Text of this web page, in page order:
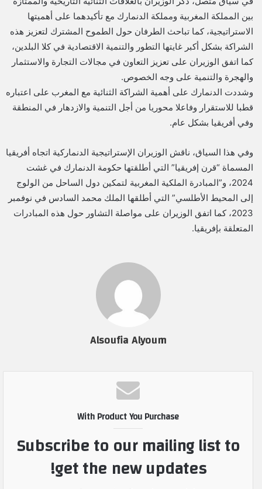
بين المملكة المغربية ومملكة الدنمارك مع تأكيدهما على أهميتها
الاستراتيجية، كما تباحث الطرفان حول الطموح المشترك لتعزيز هذه
الشراكة بشكل أكبر غايتها التطور والتنمية الاقتصادية في كلا البلدين،
كما اتفق الوزيران على تعزيز التعاون في مجالات التجارة والاستثمار
والهجرة والتنمية على وجه الخصوص.
وشددت الدنمارك على أهمية الشراكة الثنائية مع المغرب على اعتباره
قطبا للاستقرار وفاعلا محوريا من أجل التنمية والازدهار في المنطقة
وفي أفريقيا بشكل عام.
وفي هذا السياق، ناقش الوزيران الإستراتيجية الدنماركية اتجاه أفريقيا
المسماة “قرن إفريقيا” التي أطلقتها حكومة الدنمارك في غشت
2024، و”المبادرة الملكية المغربية لتمكين دول الساحل من الولوج
إلى المحيط الأطلسي” التي أطلقها الملك محمد السادس في نوفمبر
2023، كما اتفق الوزيران على مواصلة التشاور حول هذه المبادرات
المتعلقة بإفريقيا.
Alsoufia Alyoum
With Product You Purchase
Subscribe to our mailing list to
get the new updates!